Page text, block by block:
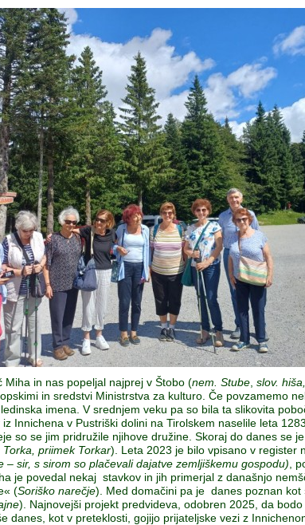
in nas popeljal najprej v Štobo (nem. Stube, slov.
in sredstvi Ministrstva za kulturo. Če povzamemo
imena. V srednjem veku pa so bila ta slikovita
Innichena v Pustriški dolini na Tirolskem naselile leta
so se jim pridružile njihove družine. Skoraj do danes se
Torka, priimek Torkar). Leta 2023 je bilo vpisano v register
– sir, s sirom so plačevali dajatve zemljiškemu gospodu) ,
je povedal nekaj stavkov in jih primerjal z današnjo
(Soriško narečje). Med domačini pa je danes poznan
). Najnovejši projekt predvideva, odobren 2025, da
danes, kot v preteklosti, gojijo prijateljske vezi z